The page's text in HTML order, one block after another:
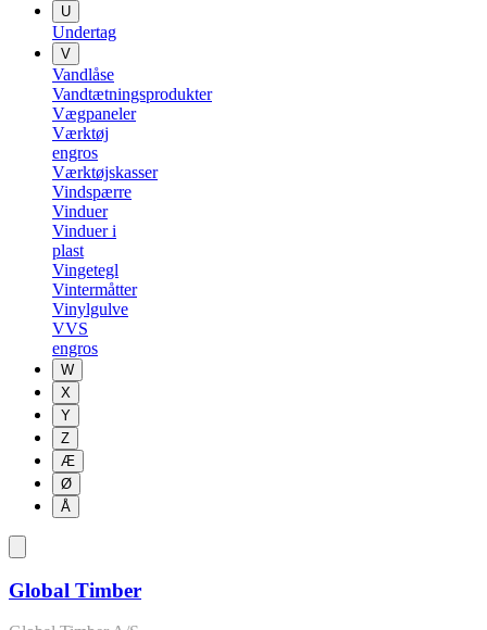
U
Undertag
V
Vandlåse
Vandtætningsprodukter
Vægpaneler
Værktøj
engros
Værktøjskasser
Vindspærre
Vinduer
Vinduer i
plast
Vingetegl
Vintermåtter
Vinylgulve
VVS
engros
W
X
Y
Z
Æ
Ø
Å
Global Timber